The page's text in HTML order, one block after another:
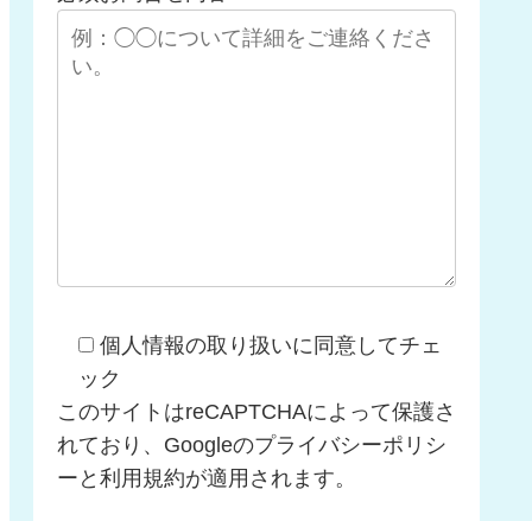
個人情報の取り扱いに同意してチェ
ック
このサイトはreCAPTCHAによって保護さ
れており、Googleのプライバシーポリシ
ーと利用規約が適用されます。